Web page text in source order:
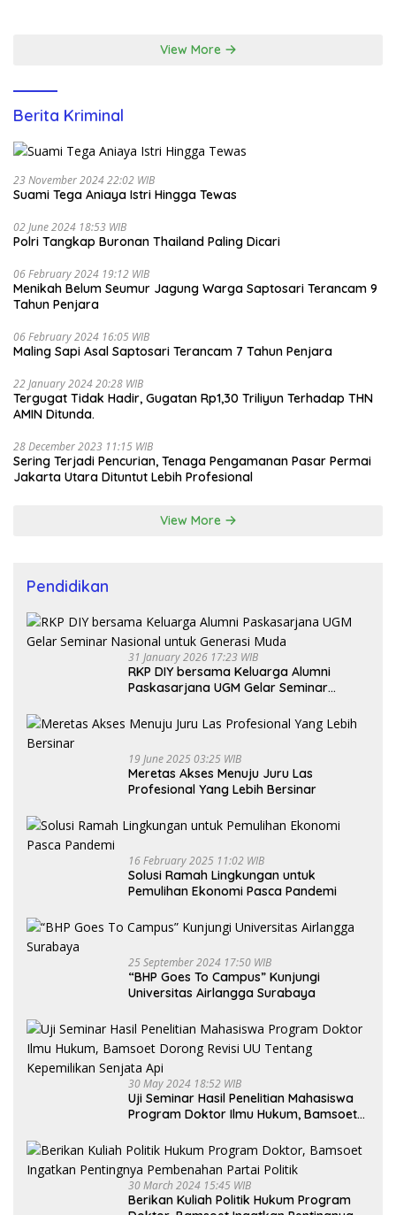
View More
Berita Kriminal
23 November 2024 22:02 WIB
Suami Tega Aniaya Istri Hingga Tewas
02 June 2024 18:53 WIB
Polri Tangkap Buronan Thailand Paling Dicari
06 February 2024 19:12 WIB
Menikah Belum Seumur Jagung Warga Saptosari Terancam 9
Tahun Penjara
06 February 2024 16:05 WIB
Maling Sapi Asal Saptosari Terancam 7 Tahun Penjara
22 January 2024 20:28 WIB
Tergugat Tidak Hadir, Gugatan Rp1,30 Triliyun Terhadap THN
AMIN Ditunda.
28 December 2023 11:15 WIB
Sering Terjadi Pencurian, Tenaga Pengamanan Pasar Permai
Jakarta Utara Dituntut Lebih Profesional
View More
Pendidikan
31 January 2026 17:23 WIB
RKP DIY bersama Keluarga Alumni
Paskasarjana UGM Gelar Seminar
19 June 2025 03:25 WIB
Meretas Akses Menuju Juru Las
Profesional Yang Lebih Bersinar
16 February 2025 11:02 WIB
Solusi Ramah Lingkungan untuk
Pemulihan Ekonomi Pasca Pandemi
25 September 2024 17:50 WIB
“BHP Goes To Campus” Kunjungi
Universitas Airlangga Surabaya
30 May 2024 18:52 WIB
Uji Seminar Hasil Penelitian Mahasiswa
Program Doktor Ilmu Hukum, Bamsoet
Senjata Api
30 March 2024 15:45 WIB
Berikan Kuliah Politik Hukum Program